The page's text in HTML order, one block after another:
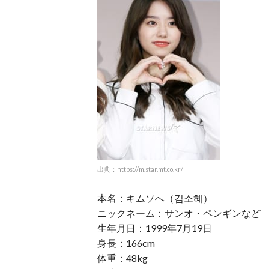
出典：https://m.star.mt.co.kr/
本名：キムソへ（김소혜）
ニックネーム：サンオ・ペンギンなど
生年月日：1999年7月19日
身長：166cm
体重：48kg